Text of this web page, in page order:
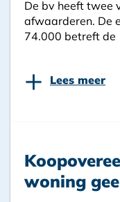
De bv heeft twee
afwaarderen. De
74.000 betreft de
+ Lees meer
woning